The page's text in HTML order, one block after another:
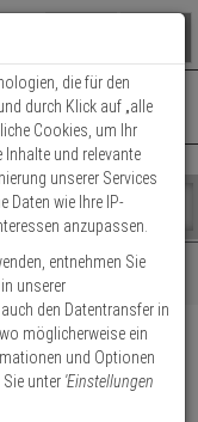
ist momentan leer.
Fertig
Fr.: 8:00 - 14:00 Uhr
145-
die für den
durch Klick auf „alle
Cookies, um Ihr
und relevante
unserer Services
Daten wie Ihre IP-
anzupassen.
entnehmen Sie
unserer
den Datentransfer in
möglicherweise ein
und Optionen
unter 'Einstellungen